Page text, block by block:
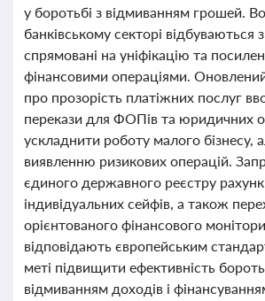
у боротьбі з відмиванням грошей.
банківському секторі відбуваються
спрямовані на уніфікацію та
фінансовими операціями.
про прозорість платіжних послуг
перекази для ФОПів та юридичних
ускладнити роботу малого бізнесу,
виявленню ризикових операцій.
єдиного державного реєстру
індивідуальних сейфів, а також
орієнтованого фінансового
відповідають європейським
меті підвищити ефективність
відмиванням доходів і